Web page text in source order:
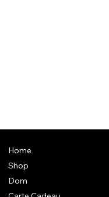
Home
Shop
Dom